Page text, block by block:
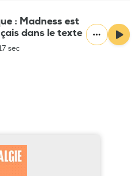
: Madness est
dans le texte
sec